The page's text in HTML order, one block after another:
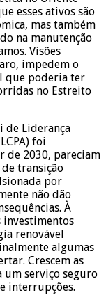
esses ativos são
mas também
na manutenção
Visões
impedem o
que poderia ter
no Estreito
de Liderança
foi
de 2030, pareciam
transição
por
não dão
À
investimentos
renovável
algumas
Crescem as
um serviço seguro
interrupções.